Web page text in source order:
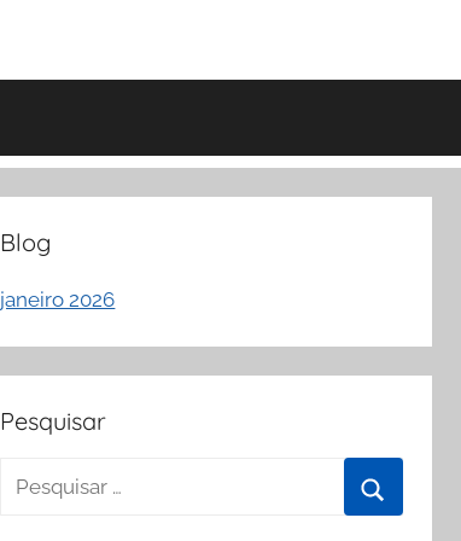
Blog
janeiro 2026
Pesquisar
Pesquisar